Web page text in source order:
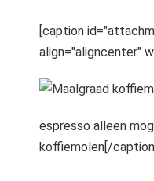
[caption
align="aligncenter"
espresso alleen
koffiemolen[/caption]